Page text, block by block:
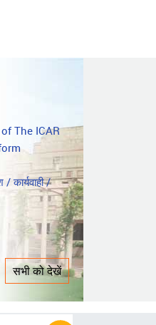
The ICAR
कार्यवाही /
सभी को देखें